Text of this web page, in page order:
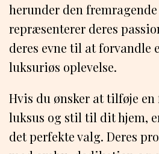
herunder den
repræsenterer deres
deres evne til at forvandle
luksuriøs oplevelse.
Hvis du ønsker at tilføje
luksus og stil til dit hjem,
det perfekte valg. Deres